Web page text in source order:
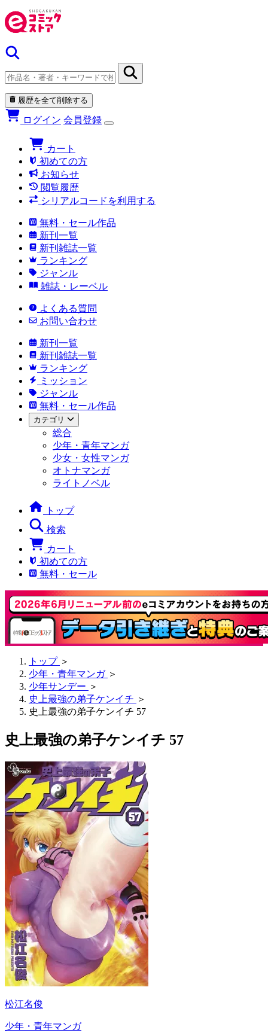
履歴を全て削除する
ログイン 会員登録
カート
初めての方
お知らせ
閲覧履歴
シリアルコードを利用する
無料・セール作品
新刊一覧
新刊雑誌一覧
ランキング
ジャンル
雑誌・レーベル
よくある質問
お問い合わせ
新刊一覧
新刊雑誌一覧
ランキング
ミッション
ジャンル
無料・セール作品
カテゴリ
総合
少年・青年マンガ
少女・女性マンガ
オトナマンガ
ライトノベル
トップ
検索
カート
初めての方
無料・セール
トップ ＞
少年・青年マンガ ＞
少年サンデー ＞
史上最強の弟子ケンイチ ＞
史上最強の弟子ケンイチ 57
史上最強の弟子ケンイチ 57
松江名俊
少年・青年マンガ